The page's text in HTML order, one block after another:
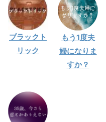
ブラックト
リック
もう1度夫
婦になりま
すか？